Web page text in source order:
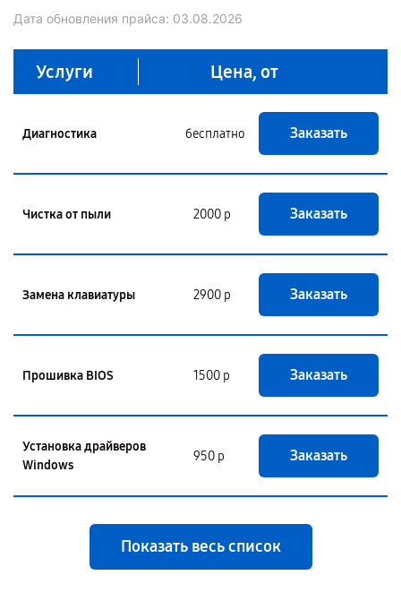
Дата обновления прайса: 03.08.2026
Услуги Цена, от
Диагностика бесплатно Заказать
Чистка от пыли 2000 р Заказать
Замена клавиатуры 2900 р Заказать
Прошивка BIOS 1500 р Заказать
Установка драйверов
Windows
950 р Заказать
Показать весь список